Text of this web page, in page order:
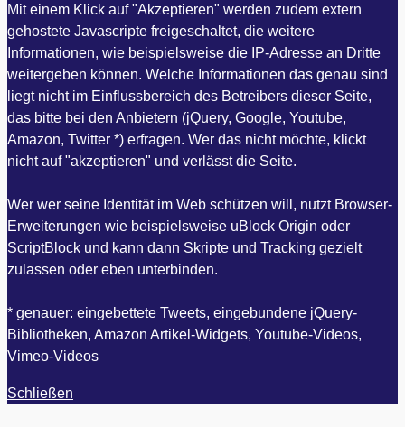
Mit einem Klick auf "Akzeptieren" werden zudem extern
gehostete Javascripte freigeschaltet, die weitere
Informationen, wie beispielsweise die IP-Adresse an Dritte
weitergeben können. Welche Informationen das genau sind
liegt nicht im Einflussbereich des Betreibers dieser Seite,
das bitte bei den Anbietern (jQuery, Google, Youtube,
Amazon, Twitter *) erfragen. Wer das nicht möchte, klickt
nicht auf "akzeptieren" und verlässt die Seite.
Wer wer seine Identität im Web schützen will, nutzt Browser-
Erweiterungen wie beispielsweise uBlock Origin oder
ScriptBlock und kann dann Skripte und Tracking gezielt
zulassen oder eben unterbinden.
* genauer: eingebettete Tweets, eingebundene jQuery-
Bibliotheken, Amazon Artikel-Widgets, Youtube-Videos,
Vimeo-Videos
Schließen